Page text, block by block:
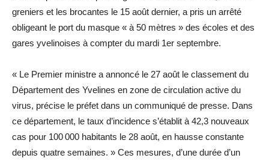
greniers et les brocantes le 15 août dernier, a pris un arrêté
obligeant le port du masque « à 50 mètres » des écoles et des
gares yvelinoises à compter du mardi 1er septembre.
« Le Premier ministre a annoncé le 27 août le classement du
Département des Yvelines en zone de circulation active du
virus, précise le préfet dans un communiqué de presse. Dans
ce département, le taux d’incidence s’établit à 42,3 nouveaux
cas pour 100 000 habitants le 28 août, en hausse constante
depuis quatre semaines. » Ces mesures, d’une durée d’un